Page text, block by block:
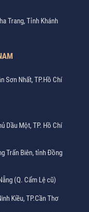
Trang, Tỉnh Khánh
Sơn Nhất, TP.Hồ Chí
Dầu Một, TP. Hồ Chí
Trấn Biên, tỉnh Đồng
(Q. Cẩm Lệ cũ)
Kiều, TP.Cần Thơ